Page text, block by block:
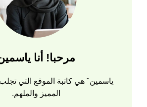
مرحبا! أنا
ياسمين" هي كاتبة الموقع التي
المميز والملهم.